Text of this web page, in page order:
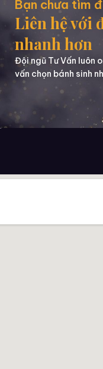
Bạn chưa tìm
Liên hệ với
nhanh hơn
Đội ngũ Tư Vấn luôn
vấn chọn bánh sinh